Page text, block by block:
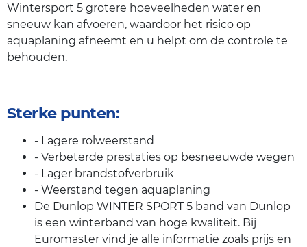
Wintersport 5 grotere hoeveelheden water en
sneeuw kan afvoeren, waardoor het risico op
aquaplaning afneemt en u helpt om de controle te
behouden.
Sterke punten:
- Lagere rolweerstand
- Verbeterde prestaties op besneeuwde wegen
- Lager brandstofverbruik
- Weerstand tegen aquaplaning
De Dunlop WINTER SPORT 5 band van Dunlop
is een winterband van hoge kwaliteit. Bij
Euromaster vind je alle informatie zoals prijs en